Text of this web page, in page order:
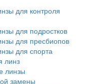
для контроля
для подростков
для пресбиопов
для спорта
линз
линзы
замены